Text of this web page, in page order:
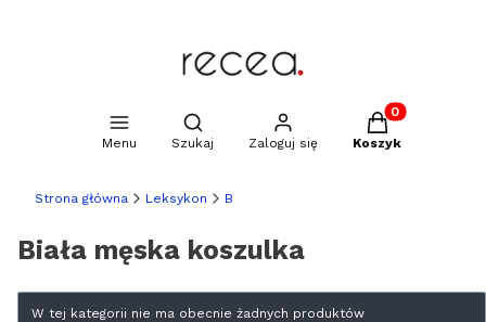
Menu
Otwórz wyszukiwarkę
Szukaj Zaloguj się
Produkty w
Koszyk
Strona główna Leksykon B
Biała męska koszulka
Lista produktów
W tej kategorii nie ma obecnie żadnych produktów